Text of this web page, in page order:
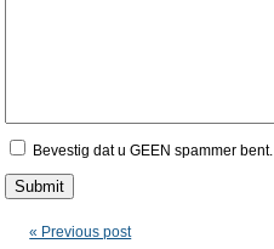
Bevestig dat u GEEN spammer bent.
« Previous post